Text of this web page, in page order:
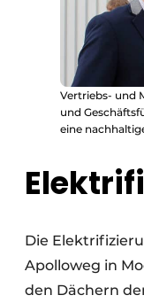
Vertriebs- und
und
eine
Die
Apolloweg in
den Dächern